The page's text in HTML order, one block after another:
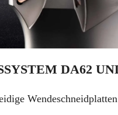
DA62
Wendeschneidplatten